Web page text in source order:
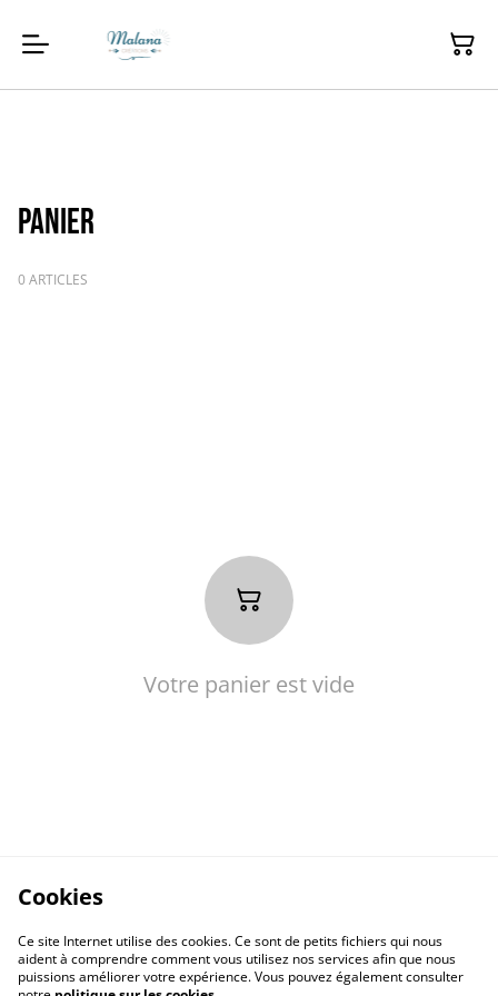
Panier
0 ARTICLES
Votre panier est vide
Cookies
Ce site Internet utilise des cookies. Ce sont de petits fichiers qui nous
aident à comprendre comment vous utilisez nos services afin que nous
puissions améliorer votre expérience. Vous pouvez également consulter